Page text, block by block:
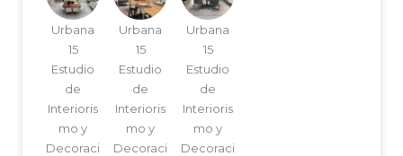
Urbana
15
Estudio
de
Interioris
mo y
Decoraci
Urbana
15
Estudio
de
Interioris
mo y
Decoraci
Urbana
15
Estudio
de
Interioris
mo y
Decoraci